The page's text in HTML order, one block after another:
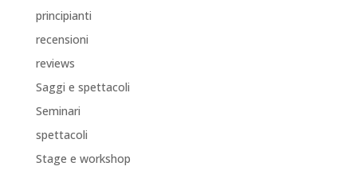
principianti
recensioni
reviews
Saggi e spettacoli
Seminari
spettacoli
Stage e workshop